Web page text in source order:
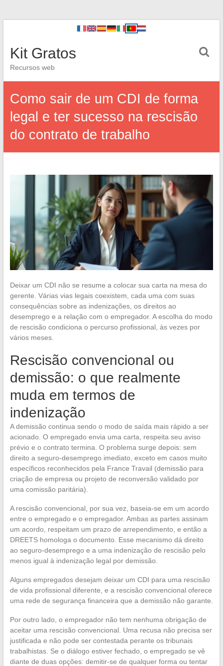
Kit Gratos
Recursos web
Como sair de um CDI de forma
legal e ter sucesso na rescisão
do contrato de trabalho
Deixar um CDI não se resume a colocar sua carta na mesa do
gerente. Várias vias legais coexistem, cada uma com suas
consequências sobre as indenizações, os direitos ao
desemprego e a relação com o empregador. A escolha do modo
de rescisão condiciona o percurso profissional, às vezes por
vários meses.
Rescisão convencional ou
demissão: o que realmente
muda em termos de
indenização
A demissão continua sendo o modo de saída mais rápido a ser
acionado. O empregado envia uma carta, respeita seu aviso
prévio e o contrato termina. O problema surge depois: sem
direito a seguro-desemprego imediato, exceto em casos muito
específicos reconhecidos pela France Travail (demissão para
criação de empresa ou projeto de reconversão validado por
uma comissão paritária).
A rescisão convencional, por sua vez, baseia-se em um acordo
entre o empregado e o empregador. Ambas as partes assinam
um acordo, respeitam um prazo de arrependimento, e então a
DREETS homologa o documento. Esse mecanismo dá direito
ao seguro-desemprego e a uma indenização de rescisão pelo
menos igual à indenização legal por demissão.
Alguns empregados desejam deixar um CDI para uma rescisão
de vida profissional diferente, e a rescisão convencional oferece
uma rede de segurança financeira que a demissão não garante.
Por outro lado, o empregador não tem nenhuma obrigação de
aceitar uma rescisão convencional. Uma recusa não precisa ser
justificada e não pode ser contestada perante os tribunais
trabalhistas. Se o diálogo estiver fechado, o empregado se vê
diante de duas opções: demitir-se de qualquer forma ou tentar